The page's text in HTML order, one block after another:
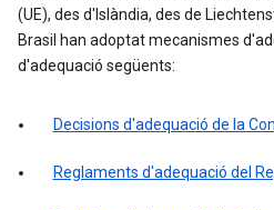
(UE), des d'Islàndia, des de
Brasil han adoptat mecanismes
d'adequació següents:
Decisions d'adequació de la
Reglaments d'adequació del